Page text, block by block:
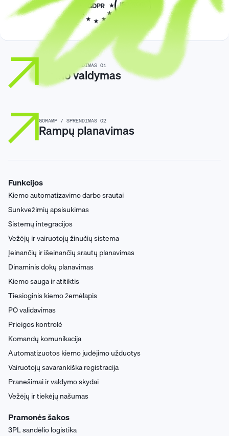
GORAMP / SPRENDIMAS 01
Kiemo valdymas
GORAMP / SPRENDIMAS 02
Rampų planavimas
Funkcijos
Kiemo automatizavimo darbo srautai
Sunkvežimių apsisukimas
Sistemų integracijos
Vežėjų ir vairuotojų žinučių sistema
Įeinančių ir išeinančių srautų planavimas
Dinaminis dokų planavimas
Kiemo sauga ir atitiktis
Tiesioginis kiemo žemėlapis
PO validavimas
Prieigos kontrolė
Komandų komunikacija
Automatizuotos kiemo judėjimo užduotys
Vairuotojų savarankiška registracija
Pranešimai ir valdymo skydai
Vežėjų ir tiekėjų našumas
Pramonės šakos
3PL sandėlio logistika